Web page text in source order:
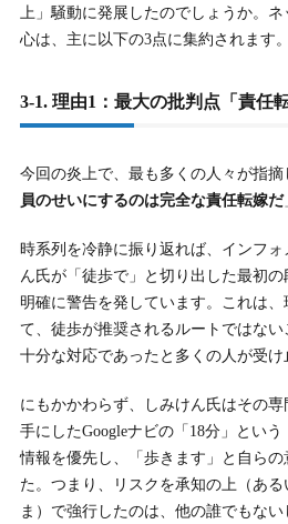
上」騒動に発展したのでしょうか。
心は、主に以下の3点に集約されます。
3-1. 理由1：最大の批判点「責任
今回の炎上で、最も多くの人々が指摘
員のせいにするのは完全な責任転嫁だ
時系列を冷静に振り返れば、インフ
ん氏が「徒歩で」と切り出した最初の
明確に警告を発しています。これは
て、徒歩が推奨されるルートではな
十分な対応であったと多くの人が受け
にもかかわらず、しみけん氏はその
手にしたGoogleナビの「18分」という
情報を優先し、「歩きます」と自ら
た。つまり、リスクを承知の上（あ
ま）で強行したのは、他の誰でもな